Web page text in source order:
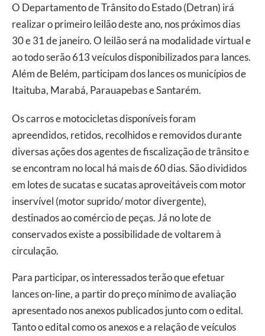
O Departamento de Trânsito do Estado (Detran) irá
realizar o primeiro leilão deste ano, nos próximos dias
30 e 31 de janeiro. O leilão será na modalidade virtual e
ao todo serão 613 veículos disponibilizados para lances.
Além de Belém, participam dos lances os municípios de
Itaituba, Marabá, Parauapebas e Santarém.
Os carros e motocicletas disponíveis foram
apreendidos, retidos, recolhidos e removidos durante
diversas ações dos agentes de fiscalização de trânsito e
se encontram no local há mais de 60 dias. São divididos
em lotes de sucatas e sucatas aproveitáveis com motor
inservível (motor suprido/ motor divergente),
destinados ao comércio de peças. Já no lote de
conservados existe a possibilidade de voltarem à
circulação.
Para participar, os interessados terão que efetuar
lances on-line, a partir do preço mínimo de avaliação
apresentado nos anexos publicados junto com o edital.
Tanto o edital como os anexos e a relação de veículos